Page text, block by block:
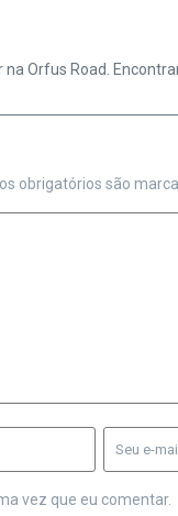
Orfus Road.
obrigatórios são
vez que eu comentar.